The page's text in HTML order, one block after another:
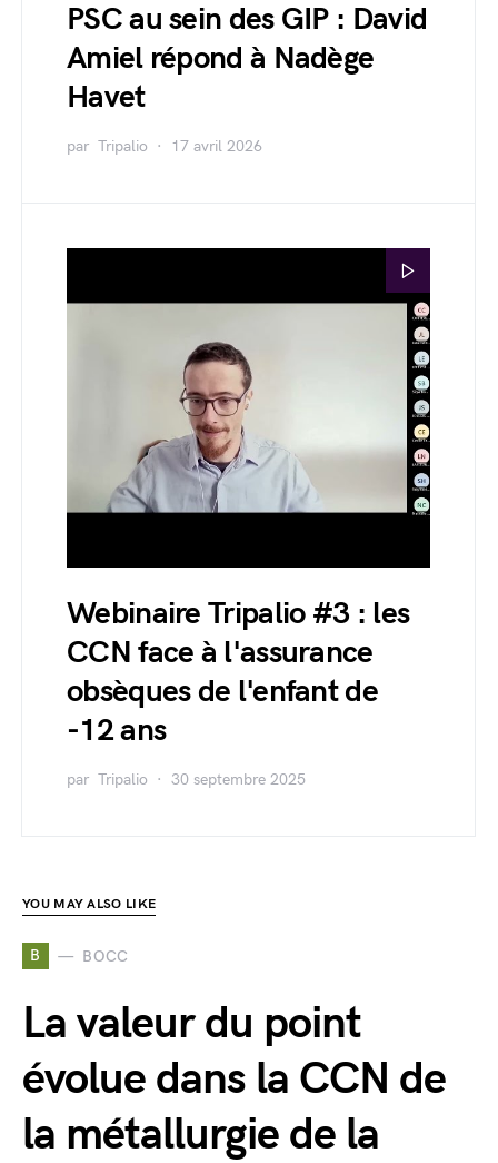
PSC au sein des GIP : David
Amiel répond à Nadège
Havet
par Tripalio 17 avril 2026
Webinaire Tripalio #3 : les
CCN face à l'assurance
obsèques de l'enfant de
-12 ans
par Tripalio 30 septembre 2025
YOU MAY ALSO LIKE
B BOCC
La valeur du point
évolue dans la CCN de
la métallurgie de la